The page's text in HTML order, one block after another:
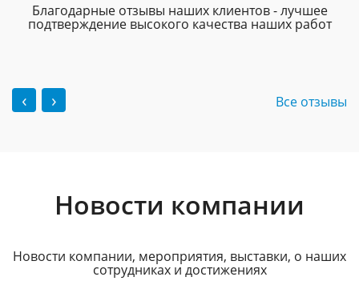
Благодарные отзывы наших клиентов - лучшее
подтверждение высокого качества наших работ
‹ › Все отзывы
Новости компании
Новости компании, мероприятия, выставки, о наших
сотрудниках и достижениях